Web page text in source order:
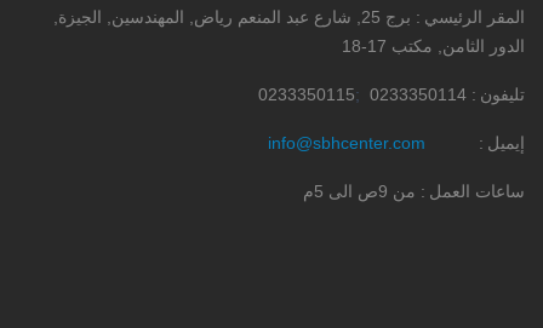
المقر الرئيسي
برج 25, شارع عبد المنعم رياض, المهندسين, الجيزة,
الدور الثامن, مكتب 17-18
تليفون 0233350114
0233350115
إيميل info@sbhcenter.com
ساعات العمل من 9ص الى 5م